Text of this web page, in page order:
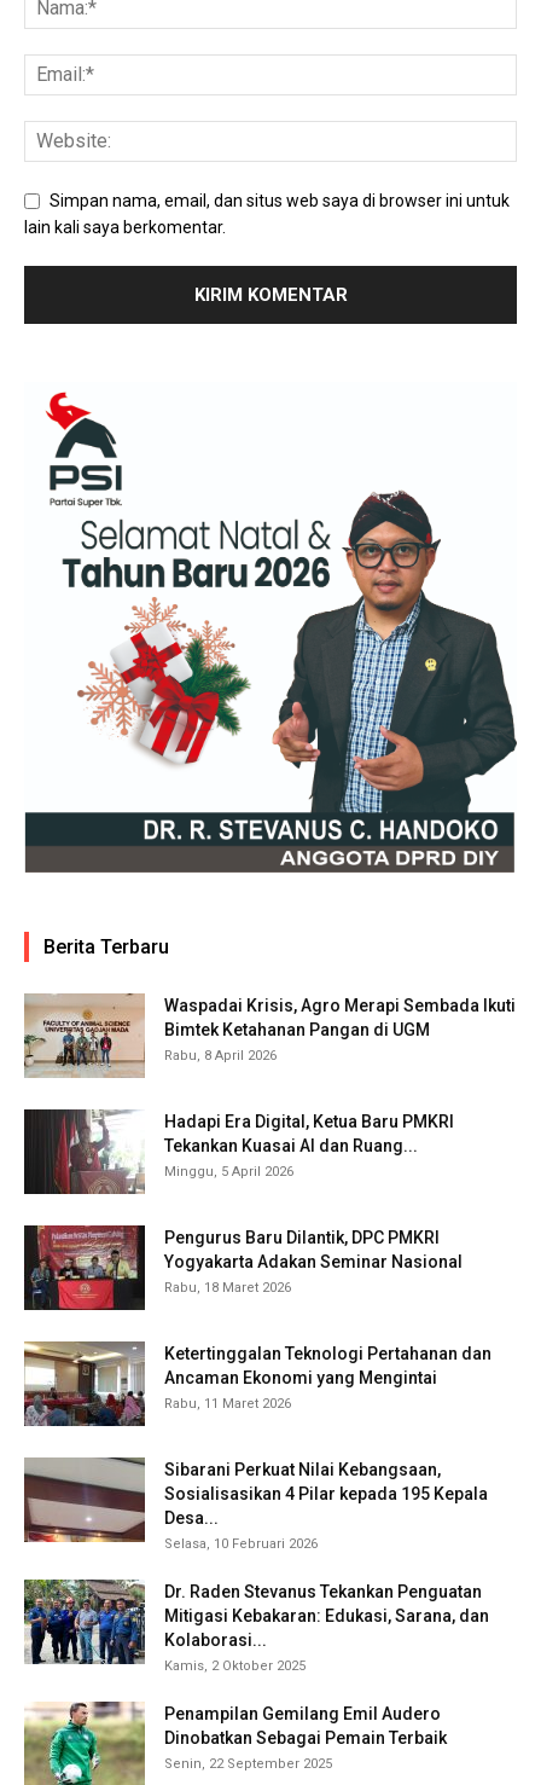
Simpan nama, email, dan situs web saya di browser ini untuk
lain kali saya berkomentar.
Berita Terbaru
Waspadai Krisis, Agro Merapi Sembada Ikuti
Bimtek Ketahanan Pangan di UGM
Rabu, 8 April 2026
Hadapi Era Digital, Ketua Baru PMKRI
Tekankan Kuasai AI dan Ruang...
Minggu, 5 April 2026
Pengurus Baru Dilantik, DPC PMKRI
Yogyakarta Adakan Seminar Nasional
Rabu, 18 Maret 2026
Ketertinggalan Teknologi Pertahanan dan
Ancaman Ekonomi yang Mengintai
Rabu, 11 Maret 2026
Sibarani Perkuat Nilai Kebangsaan,
Sosialisasikan 4 Pilar kepada 195 Kepala
Desa...
Selasa, 10 Februari 2026
Dr. Raden Stevanus Tekankan Penguatan
Mitigasi Kebakaran: Edukasi, Sarana, dan
Kolaborasi...
Kamis, 2 Oktober 2025
Penampilan Gemilang Emil Audero
Dinobatkan Sebagai Pemain Terbaik
Senin, 22 September 2025